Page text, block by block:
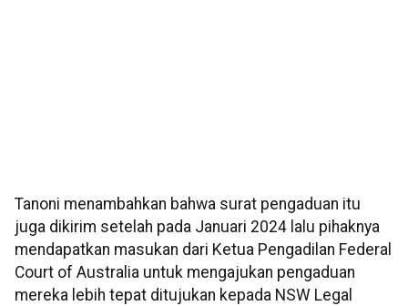
Tanoni menambahkan bahwa surat pengaduan itu
juga dikirim setelah pada Januari 2024 lalu pihaknya
mendapatkan masukan dari Ketua Pengadilan Federal
Court of Australia untuk mengajukan pengaduan
mereka lebih tepat ditujukan kepada NSW Legal